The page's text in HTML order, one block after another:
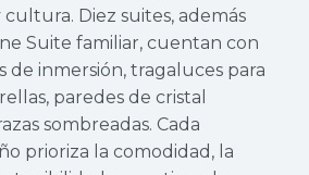
Diez suites, además
Suite familiar, cuentan con
de inmersión, tragaluces para
paredes de cristal
sombreadas. Cada
prioriza la comodidad, la